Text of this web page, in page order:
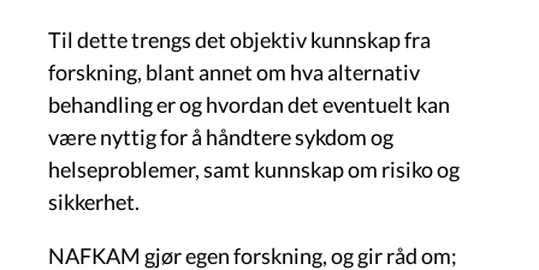
Til dette trengs det objektiv kunnskap fra
forskning, blant annet om hva alternativ
behandling er og hvordan det eventuelt kan
være nyttig for å håndtere sykdom og
helseproblemer, samt kunnskap om risiko og
sikkerhet.
NAFKAM gjør egen forskning, og gir råd om;